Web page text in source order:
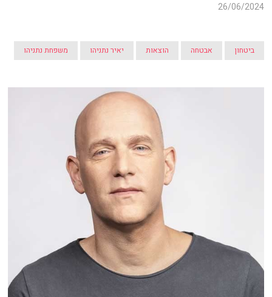
26/06/2024
ביטחון אבטחה הוצאות יאיר נתניהו משפחת נתניהו